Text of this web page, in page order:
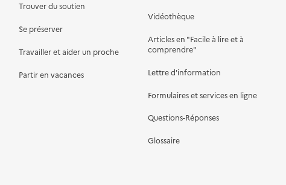
Trouver du soutien
Se préserver
Travailler et aider un proche
Partir en vacances
Vidéothèque
Articles en "Facile à lire et à
comprendre"
Lettre d'information
Formulaires et services en ligne
Questions-Réponses
Glossaire